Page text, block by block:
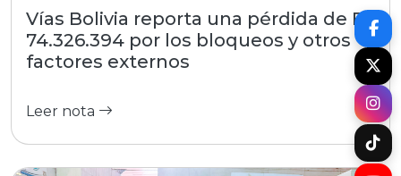
Vías Bolivia reporta una pérdida de Bs
74.326.394 por los bloqueos y otros
factores externos
Leer nota